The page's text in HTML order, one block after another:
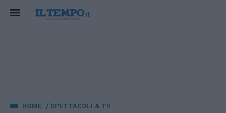
HOME SPETTACOLI & TV